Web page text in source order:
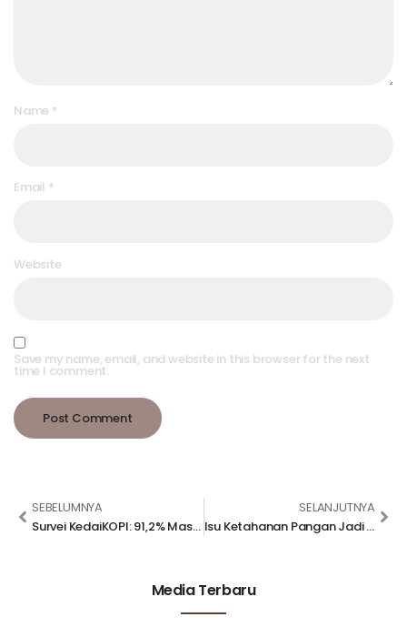
Name *
Email *
Website
Save my name, email, and website in this browser for the next
time I comment.
SEBELUMNYA
Survei KedaiKOPI: 91,2% Masyarakat Puas dengan Rekayasa Lalu Lintas Mudik 2025
SELANJUTNYA
Isu Ketahanan Pangan Jadi Fokus Pemerintah, Pakar Nilai Perhatian ke Petani Meningkat
Media Terbaru